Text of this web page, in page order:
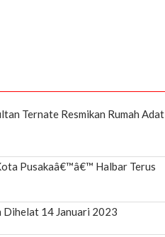
Ternate Resmikan Rumah Adat
Pusakaâ€™â€™ Halbar Terus
Dihelat 14 Januari 2023